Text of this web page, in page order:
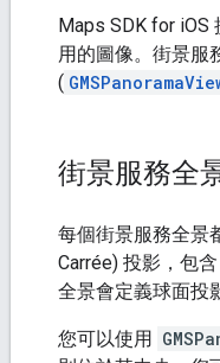
Maps SDK for iOS
用的圖像。街景服
(
街景服務全
每個街景服務全景
Carrée) 投影，包
全景會定義球面投
您可以使用